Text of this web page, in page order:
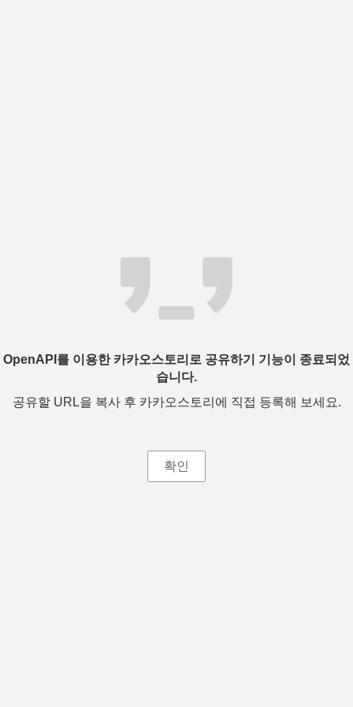
OpenAPI를 이용한 카카오스토리로 공유하기 기능이 종료되었
습니다.
공유할 URL을 복사 후 카카오스토리에 직접 등록해 보세요.
확인